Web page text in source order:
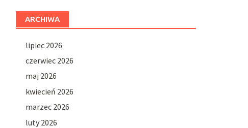
ARCHIWA
lipiec 2026
czerwiec 2026
maj 2026
kwiecień 2026
marzec 2026
luty 2026